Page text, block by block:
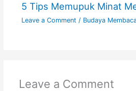
5 Tips Memupuk Minat
Leave a Comment / Budaya
Leave a Comment